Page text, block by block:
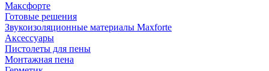
Максфорте
Готовые решения
Звукоизоляционные материалы Maxforte
Аксессуары
Пистолеты для пены
Монтажная пена